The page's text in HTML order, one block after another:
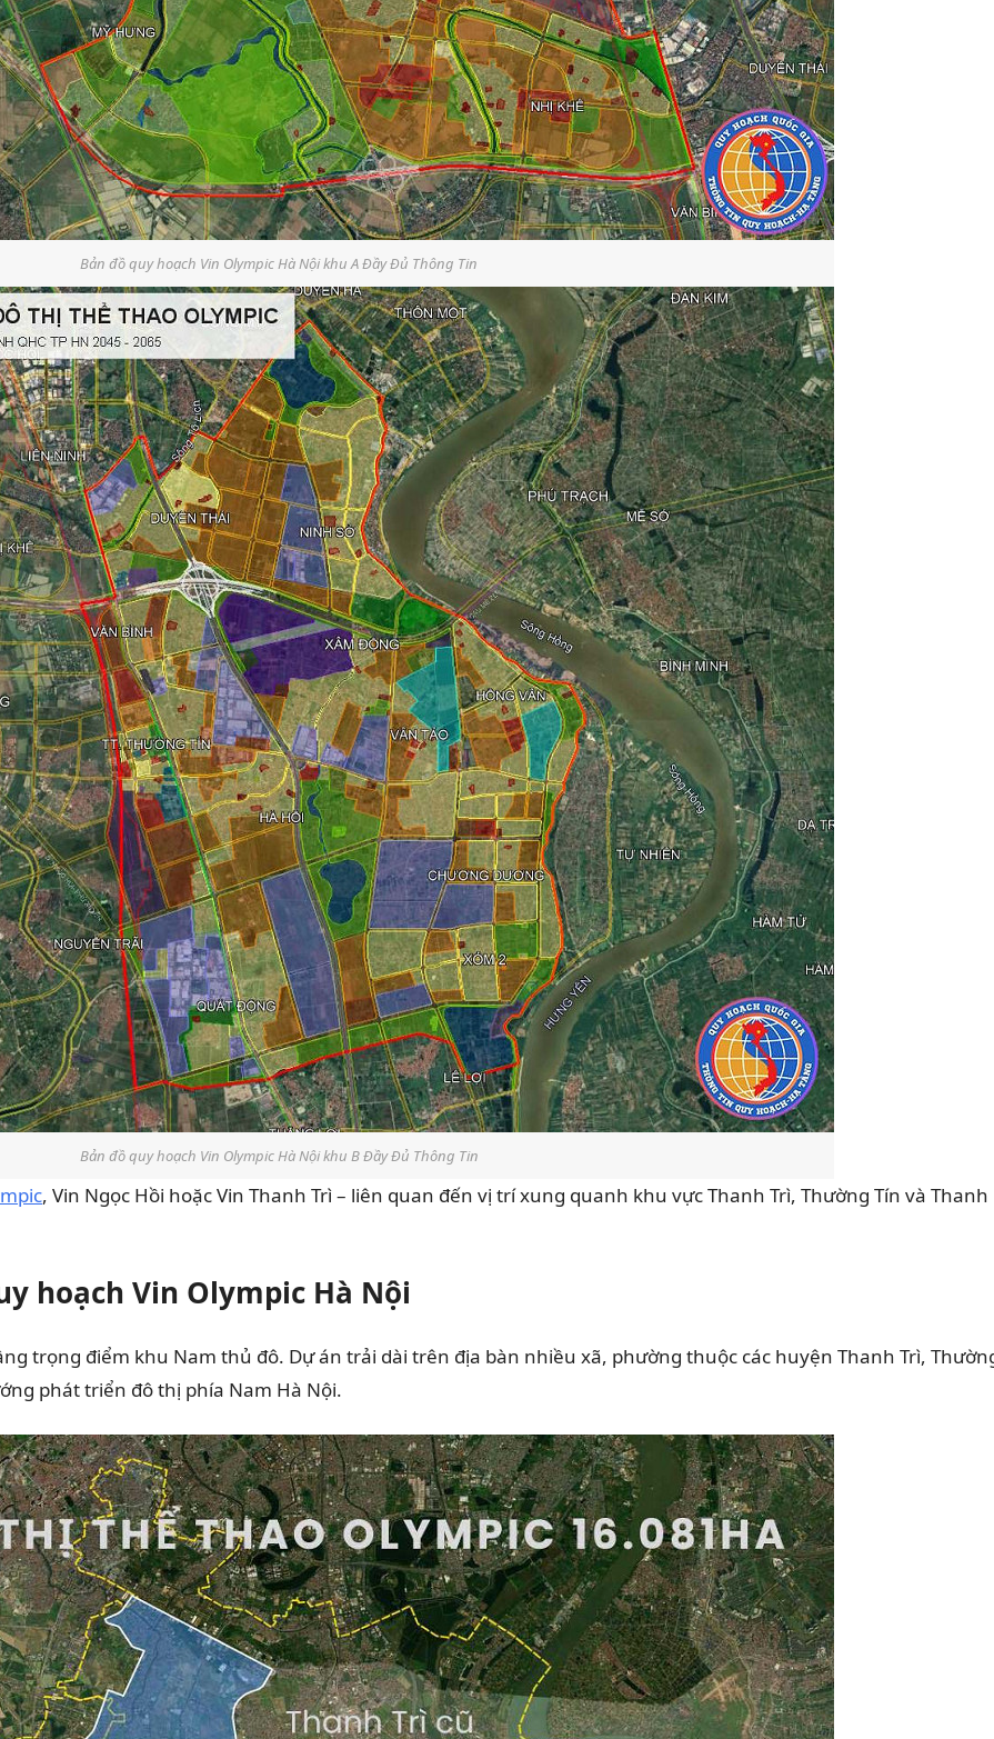
Bản đồ quy hoạch Vin Olympic Hà Nội khu A Đầy Đủ Thông Tin
Bản đồ quy hoạch Vin Olympic Hà Nội khu B Đầy Đủ Thông Tin
, Vin Ngọc Hồi hoặc Vin Thanh Trì – liên quan đến vị trí xung quanh khu vực Thanh Trì, Thường Tín và Thanh
hoạch Vin Olympic Hà Nội
trọng điểm khu Nam thủ đô. Dự án trải dài trên địa bàn nhiều xã, phường thuộc các huyện Thanh Trì,
phát triển đô thị phía Nam Hà Nội.